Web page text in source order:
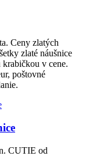
Ceny zlatých
zlaté náušnice
krabičkou v cene.
poštovné
CUTIE od